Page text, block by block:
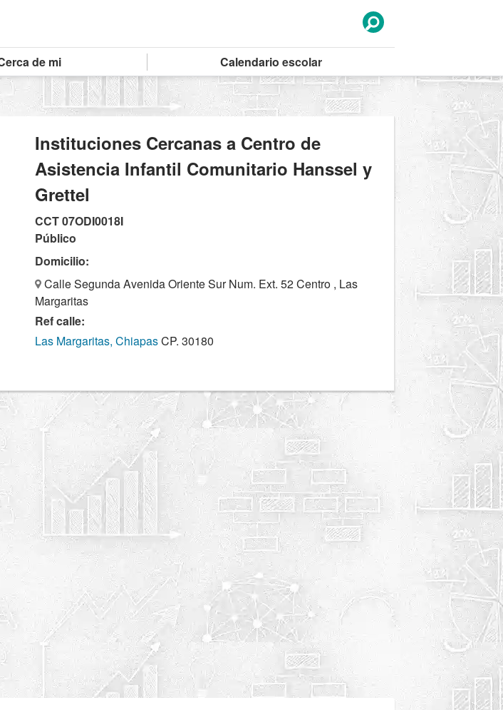
de mi Calendario escolar
Instituciones Cercanas a Centro de
Asistencia Infantil Comunitario Hanssel y
Grettel
CCT 07ODI0018I
Público
Domicilio:
Calle Segunda Avenida Oriente Sur Num. Ext. 52 Centro , Las
Margaritas
Ref calle:
Las Margaritas, ChiapasCP. 30180